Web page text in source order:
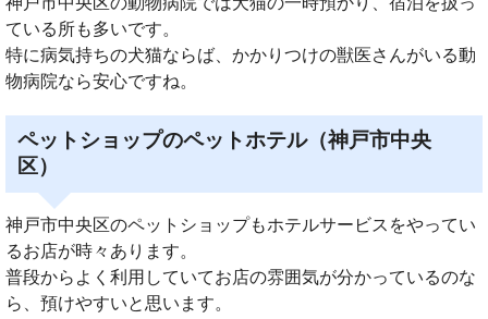
ている所も多いです。
特に病気持ちの犬猫ならば、かかりつけの獣医さんがいる動
物病院なら安心ですね。
ペットショップのペットホテル（神戸市中央
区）
神戸市中央区のペットショップもホテルサービスをやってい
るお店が時々あります。
普段からよく利用していてお店の雰囲気が分かっているのな
ら、預けやすいと思います。